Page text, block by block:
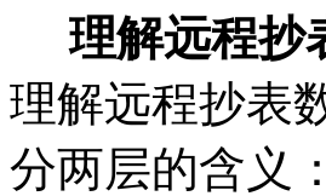
理解远程抄
理解远程抄表
分两层的含义